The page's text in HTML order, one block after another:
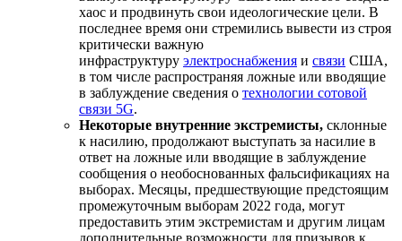
хаос и продвинуть свои идеологические цели. В
последнее время они стремились вывести из строя
критически важную
инфраструктуру электроснабжения и связи США,
в том числе распространяя ложные или вводящие
в заблуждение сведения о технологии сотовой
связи 5G.
Некоторые внутренние экстремисты, склонные
к насилию, продолжают выступать за насилие в
ответ на ложные или вводящие в заблуждение
сообщения о необоснованных фальсификациях на
выборах. Месяцы, предшествующие предстоящим
промежуточным выборам 2022 года, могут
предоставить этим экстремистам и другим лицам
дополнительные возможности для призывов к